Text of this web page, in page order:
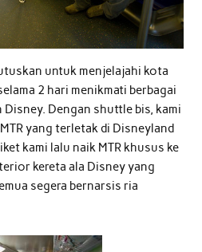
untuk menjelajahi kota
2 hari menikmati berbagai
Disney. Dengan shuttle bis, kami
yang terletak di Disneyland
kami lalu naik MTR khusus ke
kereta ala Disney yang
segera bernarsis ria